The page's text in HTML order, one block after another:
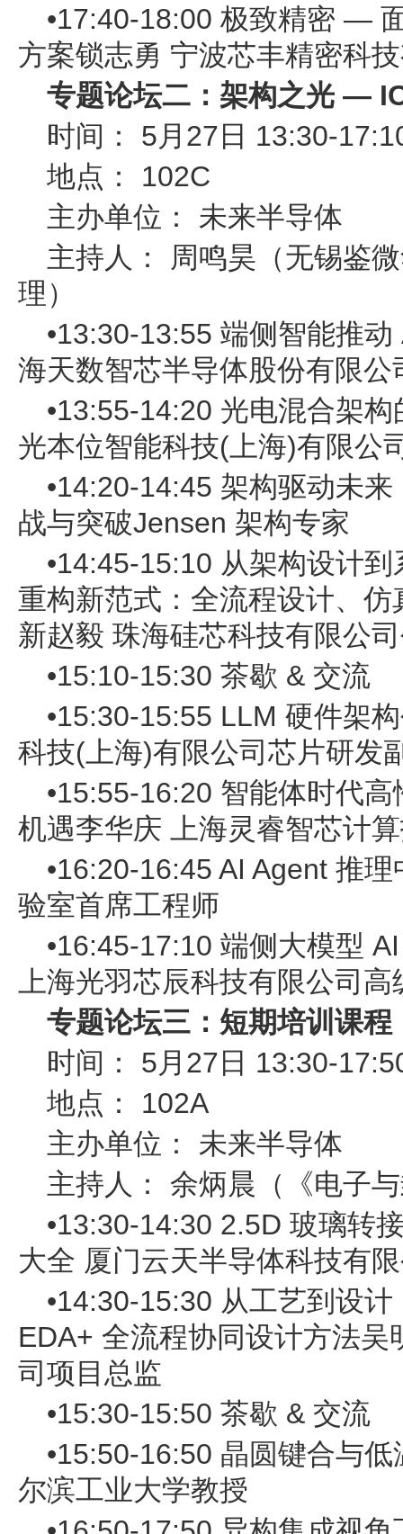
•17:40-18:00 极致精密 —
方案锁志勇 宁波芯丰精密科
专题论坛二：架构之光 —
时间： 5月27日 13:30-
地点： 102C
主办单位： 未来半导体
主持人： 周鸣昊（无锡鉴
理）
•13:30-13:55 端侧智能推
海天数智芯半导体股份有限公
•13:55-14:20 光电混合架
光本位智能科技(上海)有限公
•14:20-14:45 架构驱动未
战与突破Jensen 架构专家
•14:45-15:10 从架构设计
重构新范式：全流程设计、
新赵毅 珠海硅芯科技有限公
•15:10-15:30 茶歇 & 交流
•15:30-15:55 LLM 硬件架
科技(上海)有限公司芯片研发
•15:55-16:20 智能体时代
机遇李华庆 上海灵睿智芯计
•16:20-16:45 AI Agent 推
验室首席工程师
•16:45-17:10 端侧大模型
上海光羽芯辰科技有限公司
专题论坛三：短期培训课程
时间： 5月27日 13:30-
地点： 102A
主办单位： 未来半导体
主持人： 余炳晨（《电子
•13:30-14:30 2.5D 玻璃转
大全 厦门云天半导体科技有
•14:30-15:30 从工艺到设
EDA+ 全流程协同设计方法
司项目总监
•15:30-15:50 茶歇 & 交流
•15:50-16:50 晶圆键合与
尔滨工业大学教授